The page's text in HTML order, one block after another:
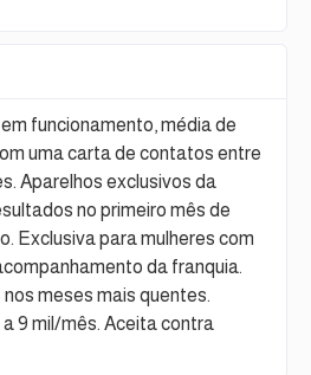
funcionamento, média de
uma carta de contatos entre
Aparelhos exclusivos da
no primeiro mês de
Exclusiva para mulheres com
da franquia.
meses mais quentes.
9 mil/mês. Aceita contra